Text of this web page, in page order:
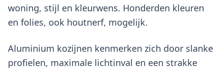
woning, stijl en kleurwens. Honderden kleuren
en folies, ook houtnerf, mogelijk.
Aluminium kozijnen kenmerken zich door slanke
profielen, maximale lichtinval en een strakke